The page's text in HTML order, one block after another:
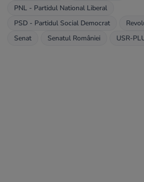
PNL - Partidul National Liberal
PSD - Partidul Social Democrat
Senat
Senatul României USR-